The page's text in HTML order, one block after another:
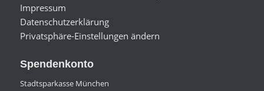
Impressum
Datenschutzerklärung
Privatsphäre-Einstellungen ändern
Spendenkonto
Stadtsparkasse München